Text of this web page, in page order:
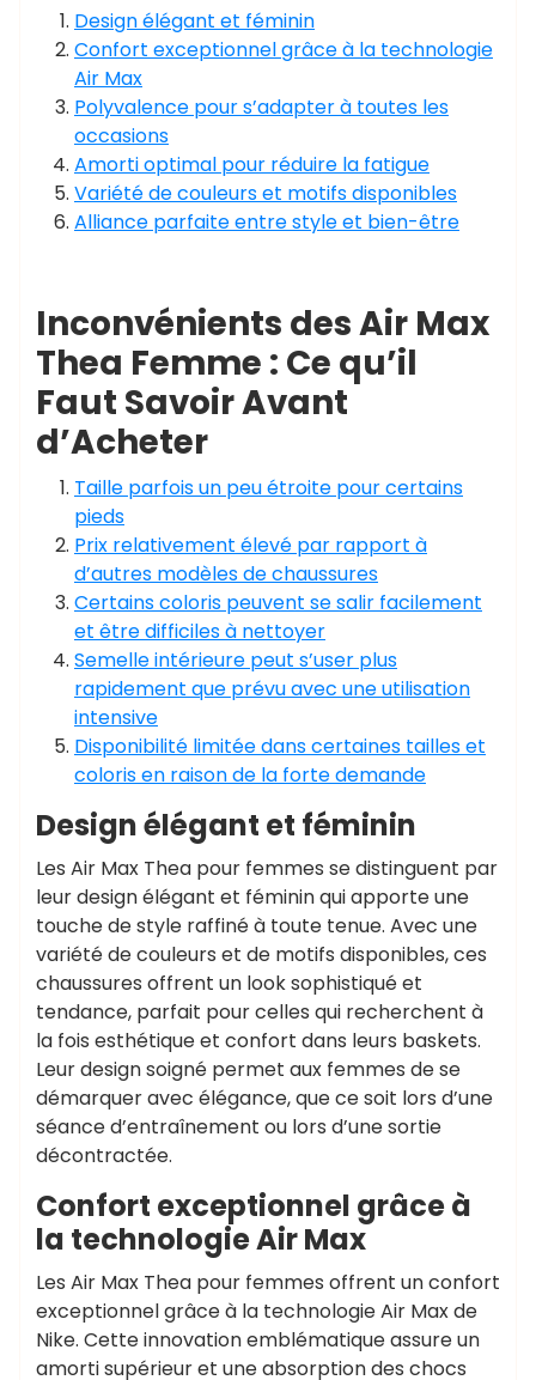
Design élégant et féminin
Confort exceptionnel grâce à la technologie
Air Max
Polyvalence pour s’adapter à toutes les
occasions
Amorti optimal pour réduire la fatigue
Variété de couleurs et motifs disponibles
Alliance parfaite entre style et bien-être
Inconvénients des Air Max
Thea Femme : Ce qu’il
Faut Savoir Avant
d’Acheter
Taille parfois un peu étroite pour certains
pieds
Prix relativement élevé par rapport à
d’autres modèles de chaussures
Certains coloris peuvent se salir facilement
et être difficiles à nettoyer
Semelle intérieure peut s’user plus
rapidement que prévu avec une utilisation
intensive
Disponibilité limitée dans certaines tailles et
coloris en raison de la forte demande
Design élégant et féminin
Les Air Max Thea pour femmes se distinguent par
leur design élégant et féminin qui apporte une
touche de style raffiné à toute tenue. Avec une
variété de couleurs et de motifs disponibles, ces
chaussures offrent un look sophistiqué et
tendance, parfait pour celles qui recherchent à
la fois esthétique et confort dans leurs baskets.
Leur design soigné permet aux femmes de se
démarquer avec élégance, que ce soit lors d’une
séance d’entraînement ou lors d’une sortie
décontractée.
Confort exceptionnel grâce à
la technologie Air Max
Les Air Max Thea pour femmes offrent un confort
exceptionnel grâce à la technologie Air Max de
Nike. Cette innovation emblématique assure un
amorti supérieur et une absorption des chocs